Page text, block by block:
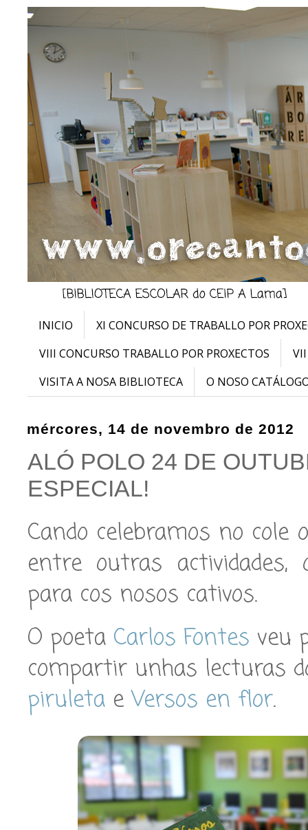
INICIO
XI CONCURSO DE TRABALLO POR
VIII CONCURSO TRABALLO POR PROXECTOS
VISITA A NOSA BIBLIOTECA
O NOSO
mércores, 14 de novembro de 2012
ALÓ POLO 24 DE
ESPECIAL!
Cando celebramos no cole
entre outras
para cos nosos cativos.
O poeta Carlos Fontes veu
compartir unhas lecturas
piruleta eVersos en flor.